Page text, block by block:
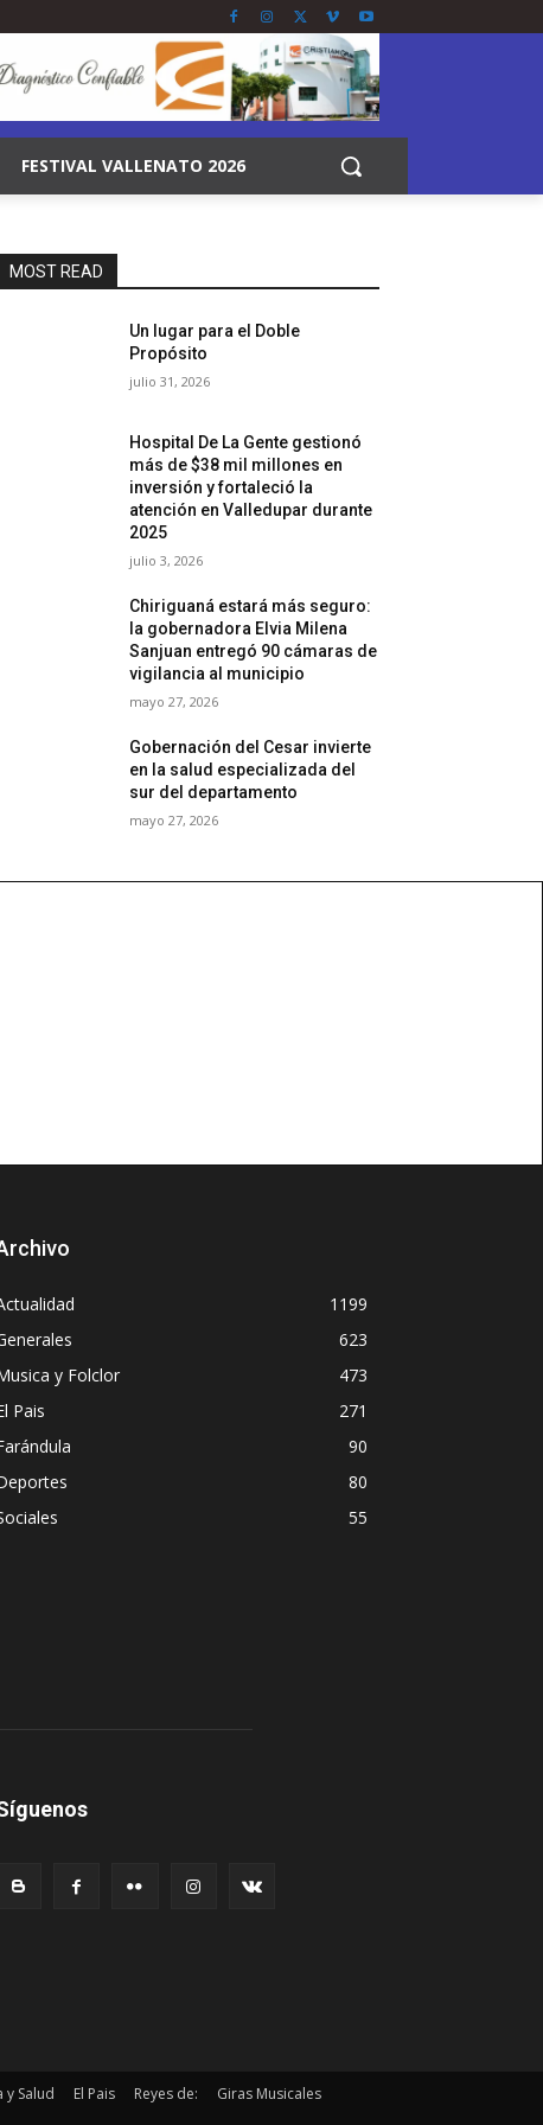
FESTIVAL VALLENATO 2026
MOST READ
Un lugar para el Doble
Propósito
julio 31, 2026
Hospital De La Gente gestionó
más de $38 mil millones en
inversión y fortaleció la
atención en Valledupar durante
2025
julio 3, 2026
Chiriguaná estará más seguro:
la gobernadora Elvia Milena
Sanjuan entregó 90 cámaras de
vigilancia al municipio
mayo 27, 2026
Gobernación del Cesar invierte
en la salud especializada del
sur del departamento
mayo 27, 2026
1199
623
y Folclor
473
Pais
271
90
80
55
y Salud El Pais Reyes de:
Giras Musicales